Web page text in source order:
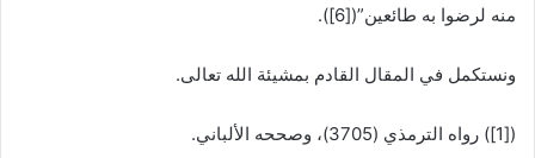
منه لرضوا به طائعين”([6]).
ونستكمل في المقال القادم بمشيئة الله تعالى.
([1]) رواه الترمذي (3705)، وصححه الألباني.